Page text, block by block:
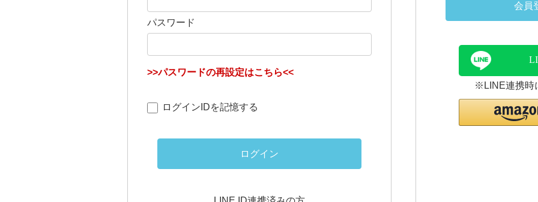
パスワード
>>パスワードの再設定はこちら<<
ログインIDを記憶する
ログイン
会員
※LINE連携時